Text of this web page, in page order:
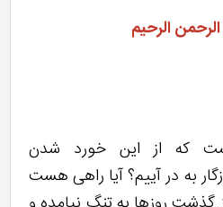
الرحیم
که از این خورد شدن
به در آییم؟ آیا راهی هست